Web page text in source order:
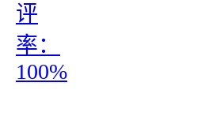
评
率：
100%